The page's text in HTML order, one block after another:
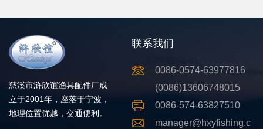
慈溪市浒欣谊渔具配件厂成
立于2001年，座落于宁波，
地理位置优越，交通便利。
联系我们
0086-0574-63977816
(0086)13606748015
0086-574-63827510
manager@hxyfishing.c